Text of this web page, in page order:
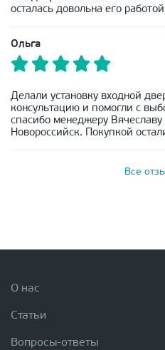
осталась довольна его
Ольга
Делали установку входной
консультацию и помогли с
спасибо менеджеру
Новороссийск. Покупкой
Все
О нас
Статьи
Вопросы-ответы